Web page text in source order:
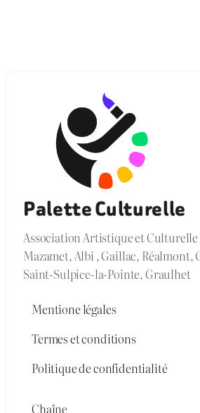
Palette Culturelle
Association Artistique et Culturelle
Mazamet, Albi , Gaillac, Réalmont,
Saint-Sulpice-la-Pointe, Graulhet
Mentione légales
Termes et conditions
Politique de confidentialité
Chaîne